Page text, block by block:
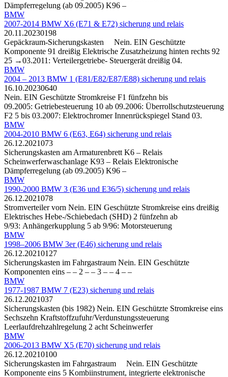
Dämpferregelung (ab 09.2005) K96 –
BMW
2007-2014 BMW X6 (E71 & E72) sicherung und relais
20.11.20230198
Gepäckraum-Sicherungskasten Nein. EIN Geschützte
Komponente 91 dreißig Elektrische Zusatzheizung hinten rechts 92
25 →03.2011: Verteilergetriebe- Steuergerät dreißig 04.
BMW
2004 – 2013 BMW 1 (E81/E82/E87/E88) sicherung und relais
16.10.20230640
Nein. EIN Geschützte Stromkreise F1 fünfzehn bis
09.2005: Getriebesteuerung 10 ab 09.2006: Überrollschutzsteuerung
F2 5 bis 03.2007: Elektrochromer Innenrückspiegel Stand 03.
BMW
2004-2010 BMW 6 (E63, E64) sicherung und relais
26.12.2021073
Sicherungskasten am Armaturenbrett K6 – Relais
Scheinwerferwaschanlage K93 – Relais Elektronische
Dämpferregelung (ab 09.2005) K96 –
BMW
1990-2000 BMW 3 (E36 und E36/5) sicherung und relais
26.12.2021078
Stromverteiler vorn Nein. EIN Geschützte Stromkreise eins dreißig
Elektrisches Hebe-/Schiebedach (SHD) 2 fünfzehn ab
9/93: Anhängerkupplung 5 ab 9/96: Motorsteuerung
BMW
1998–2006 BMW 3er (E46) sicherung und relais
26.12.20210127
Sicherungskasten im Fahrgastraum Nein. EIN Geschützte
Komponenten eins – – 2 – – 3 – – 4 – –
BMW
1977-1987 BMW 7 (E23) sicherung und relais
26.12.2021037
Sicherungskasten (bis 1982) Nein. EIN Geschützte Stromkreise eins
Sechszehn Kraftstoffzufuhr/Verdunstungssteuerung
Leerlaufdrehzahlregelung 2 acht Scheinwerfer
BMW
2006-2013 BMW X5 (E70) sicherung und relais
26.12.20210100
Sicherungskasten im Fahrgastraum Nein. EIN Geschützte
Komponente eins 5 Kombiinstrument, integrierte elektronische